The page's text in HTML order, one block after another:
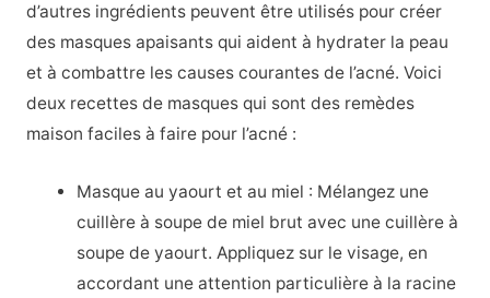
d’autres ingrédients peuvent être utilisés pour créer
des masques apaisants qui aident à hydrater la peau
et à combattre les causes courantes de l’acné. Voici
deux recettes de masques qui sont des remèdes
maison faciles à faire pour l’acné :
Masque au yaourt et au miel : Mélangez une
cuillère à soupe de miel brut avec une cuillère à
soupe de yaourt. Appliquez sur le visage, en
accordant une attention particulière à la racine